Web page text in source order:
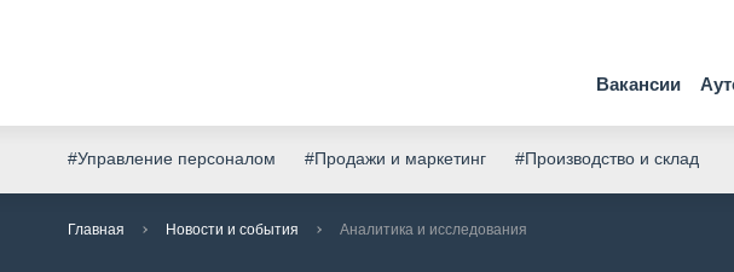
Вакансии
#Управление персоналом #Продажи и маркетинг #Производство и склад
Главная Новости и события Аналитика и исследования